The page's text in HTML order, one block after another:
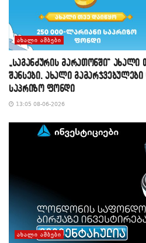
ᲐᲮᲐᲚᲘ ᲐᲛᲑᲔᲑᲘ
„საგანძურის მარათონში“
შანსები, ახალი
საპრიზო ფონდი
13:05 08-06-2026
ᲐᲮᲐᲚᲘ ᲐᲛᲑᲔᲑᲘ